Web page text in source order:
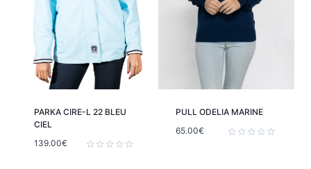
PARKA CIRE-L 22 BLEU
CIEL
139.00€
PULL ODELIA MARINE
65.00€